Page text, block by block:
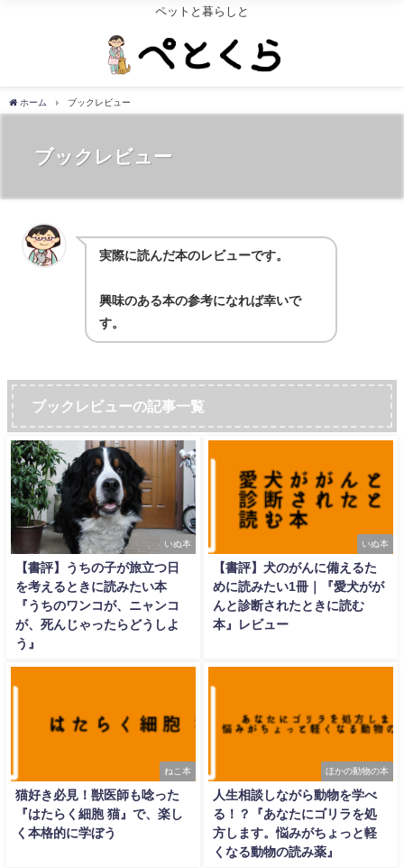
ペットと暮らしと
ホーム ブックレビュー
ブックレビュー
実際に読んだ本のレビューです。
興味のある本の参考になれば幸いで
す。
ブックレビューの記事一覧
いぬ本
【書評】うちの子が旅立つ日
を考えるときに読みたい本
『うちのワンコが、ニャンコ
が、死んじゃったらどうしよ
う』
いぬ本
【書評】犬のがんに備えるた
めに読みたい1冊｜『愛犬がが
んと診断されたときに読む
本』レビュー
ねこ本
猫好き必見！獣医師も唸った
『はたらく細胞 猫』で、楽し
く本格的に学ぼう
ほかの動物の本
人生相談しながら動物を学べ
る！？『あなたにゴリラを処
方します。悩みがちょっと軽
くなる動物の読み薬』